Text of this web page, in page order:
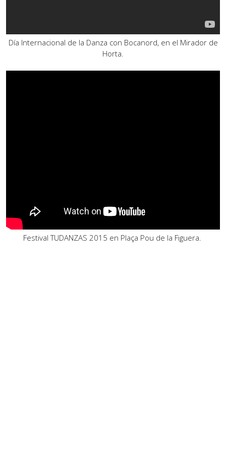
Día Internacional de la Danza con Bocanord, en el Mirador de
Horta.
Festival TUDANZAS 2015 en Plaça Pou de la Figuera.